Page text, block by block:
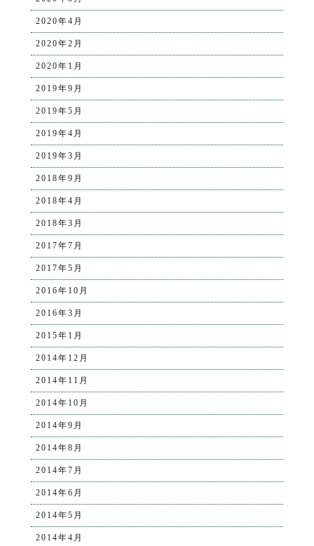
2020年4月
2020年2月
2020年1月
2019年9月
2019年5月
2019年4月
2019年3月
2018年9月
2018年4月
2018年3月
2017年7月
2017年5月
2016年10月
2016年3月
2015年1月
2014年12月
2014年11月
2014年10月
2014年9月
2014年8月
2014年7月
2014年6月
2014年5月
2014年4月